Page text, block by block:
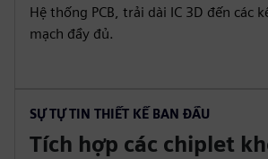
Hệ thống PCB, trải dài IC 3D đến các
mạch đầy đủ.
SỰ TỰ TIN THIẾT KẾ BAN ĐẦU
Tích hợp các chiplet